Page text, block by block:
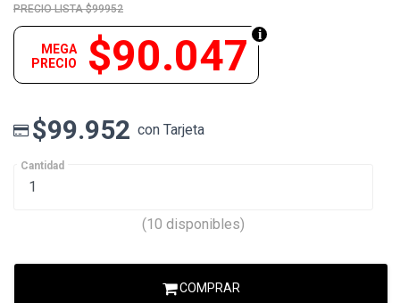
$99952
$90.047
MEGA
PRECIO
$99.952 con Tarjeta
Cantidad
(10 disponibles)
COMPRAR